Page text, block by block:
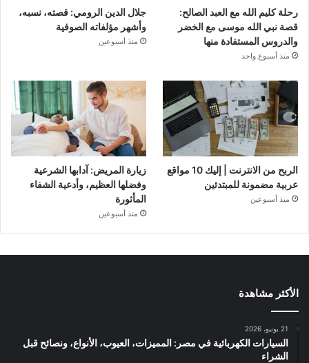
رحلة كليم الله مع العبد الصالح:
قصة نبي الله موسى مع الخضر
والدروس المستفادة منها
منذ أسبوع واحد
جلال الدين الرومي: قصته، نسبه،
وأشهر مؤلفاته الصوفية
منذ أسبوعين
الربح من الانترنت | إليك 10 مواقع
عربية مضمونة للمبتدئين
منذ أسبوعين
زيارة المريض: آدابها الشرعية
وفضلها العظيم، وأدعية الشفاء
المأثورة
منذ أسبوعين
الأكثر مشاهدة
21 يونيو، 2026
السيارات الكهربائية في مصر: المميزات، العيوب، الأنواع، ونصائح قبل
الشراء